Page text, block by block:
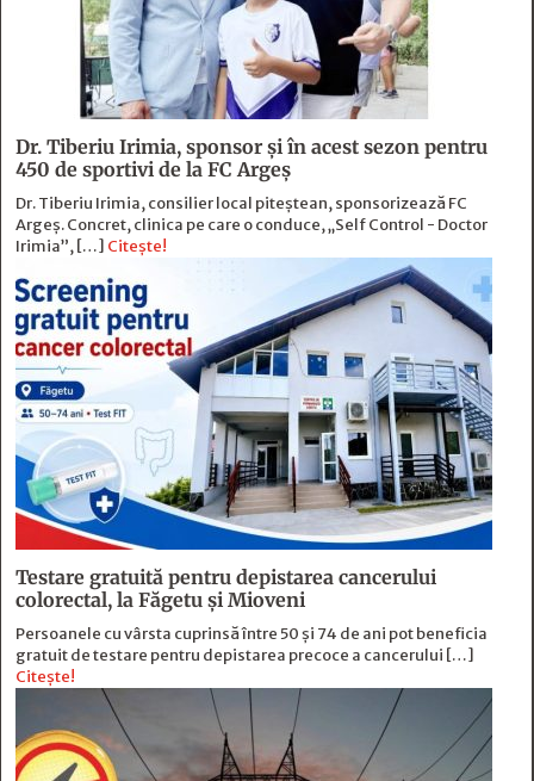
Dr. Tiberiu Irimia, sponsor şi în acest sezon pentru
450 de sportivi de la FC Argeş
Dr. Tiberiu Irimia, consilier local piteștean, sponsorizează FC
Argeș. Concret, clinica pe care o conduce, „Self Control - Doctor
Irimia”, […] Citește!
Testare gratuită pentru depistarea cancerului
colorectal, la Făgetu și Mioveni
Persoanele cu vârsta cuprinsă între 50 și 74 de ani pot beneficia
gratuit de testare pentru depistarea precoce a cancerului […]
Citește!